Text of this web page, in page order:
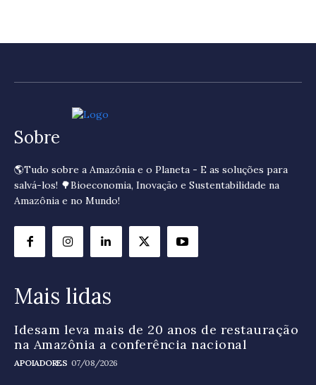
Sobre
🌎Tudo sobre a Amazônia e o Planeta - E as soluções para
salvá-los! 🌳Bioeconomia, Inovação e Sustentabilidade na
Amazônia e no Mundo!
Mais lidas
Idesam leva mais de 20 anos de restauração
na Amazônia a conferência nacional
APOIADORES 07/08/2026